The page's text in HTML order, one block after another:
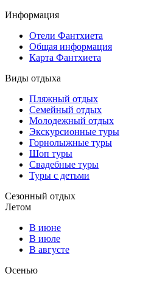
Информация
Отели Фантхиета
Общая информация
Карта Фантхиета
Виды отдыха
Пляжный отдых
Семейный отдых
Молодежный отдых
Экскурсионные туры
Горнолыжные туры
Шоп туры
Свадебные туры
Туры с детьми
Сезонный отдых
Летом
В июне
В июле
В августе
Осенью